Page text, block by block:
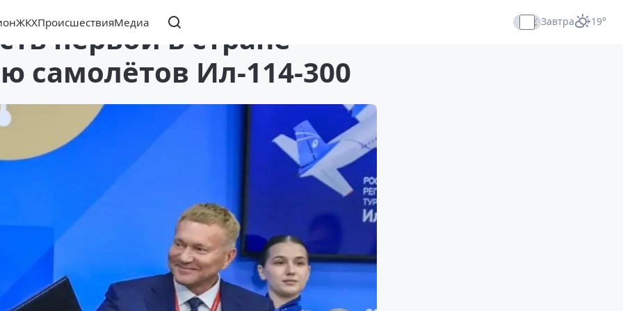
ЖКХПроисшествияМедиа Завтра +19°
первой в стране
самолётов Ил-114-300